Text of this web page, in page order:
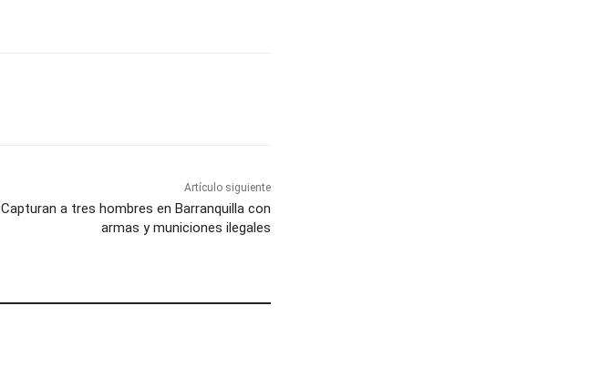
Artículo siguiente
Capturan a tres hombres en Barranquilla con
armas y municiones ilegales